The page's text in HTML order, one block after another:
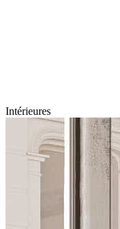
Intérieures